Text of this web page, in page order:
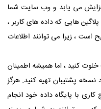
می یابد و وب سایت شما
هایی که داده های کاربر ،
است ، زیرا می توانند اطلاعات
خلوت کنید ، اما همیشه اطمینان
نسخه پشتیبان تهیه کنید. هرگز
با پایگاه داده خود انجام